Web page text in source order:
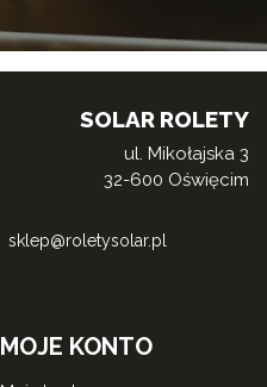
SOLAR ROLETY
ul. Mikołajska 3
32-600 Oświęcim
sklep@roletysolar.pl
MOJE KONTO